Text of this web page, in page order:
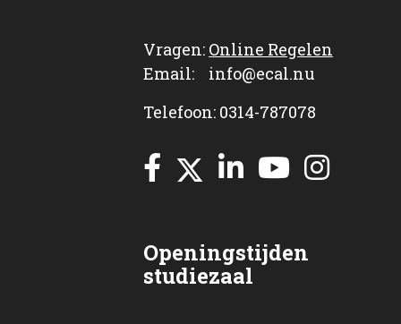
Vragen: Online Regelen
Email: info@ecal.nu
Telefoon: 0314-787078
Openingstijden
studiezaal